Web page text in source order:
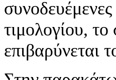
τιμολογίου,
επιβαρύνεται